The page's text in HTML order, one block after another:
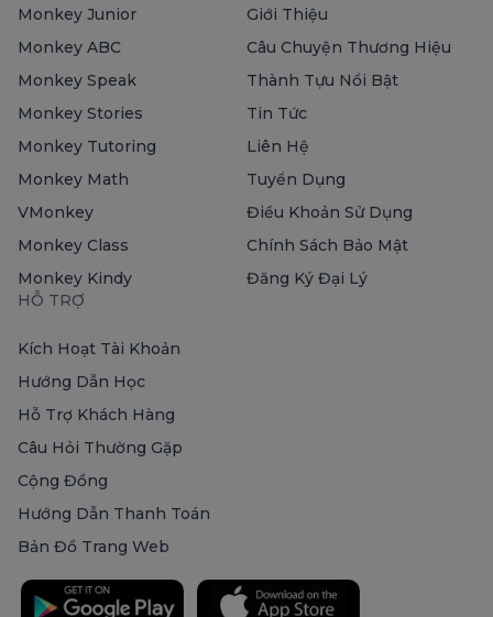
Monkey Junior
Monkey ABC
Monkey Speak
Monkey Stories
Monkey Tutoring
Monkey Math
VMonkey
Monkey Class
Monkey Kindy
Giới Thiệu
Câu Chuyện Thương Hiệu
Thành Tựu Nổi Bật
Tin Tức
Liên Hệ
Tuyển Dụng
Điều Khoản Sử Dụng
Chính Sách Bảo Mật
Đăng Ký Đại Lý
HỖ TRỢ
Kích Hoạt Tài Khoản
Hướng Dẫn Học
Hỗ Trợ Khách Hàng
Câu Hỏi Thường Gặp
Cộng Đồng
Hướng Dẫn Thanh Toán
Bản Đồ Trang Web